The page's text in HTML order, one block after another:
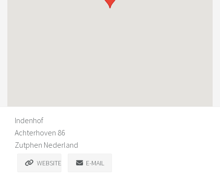
Indenhof
Achterhoven 86
Zutphen Nederland
WEBSITE E-MAIL